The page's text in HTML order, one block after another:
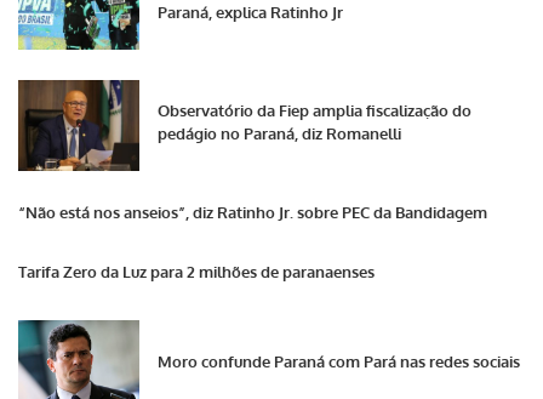
Paraná, explica Ratinho Jr
Observatório da Fiep amplia fiscalização do
pedágio no Paraná, diz Romanelli
“Não está nos anseios”, diz Ratinho Jr. sobre PEC da Bandidagem
Tarifa Zero da Luz para 2 milhões de paranaenses
Moro confunde Paraná com Pará nas redes sociais